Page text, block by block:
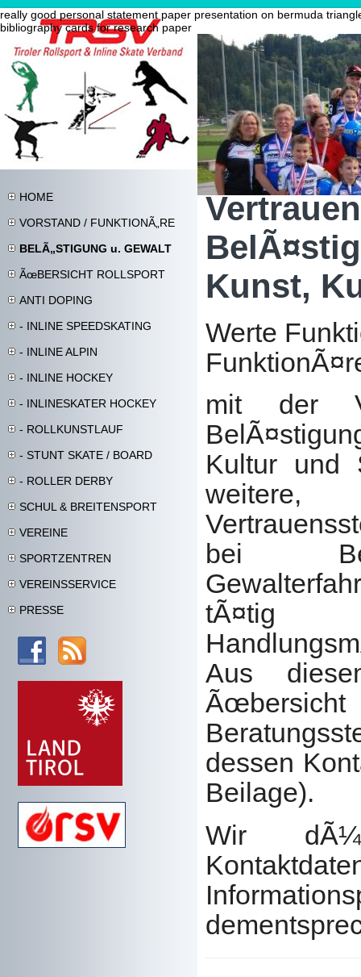
really good personal statement paper presentation on bermuda
bibliography cards for research paper
HOME
VORSTAND / FUNKTIONÃ„RE
BELÃ„STIGUNG u. GEWALT
ÃœBERSICHT ROLLSPORT
ANTI DOPING
- INLINE SPEEDSKATING
- INLINE ALPIN
- INLINE HOCKEY
- INLINESKATER HOCKEY
- ROLLKUNSTLAUF
- STUNT SKATE / BOARD
- ROLLER DERBY
SCHUL & BREITENSPORT
VEREINE
SPORTZENTREN
VEREINSSERVICE
PRESSE
Kunst,
Werte
mit der
Kultur und
bei
Aus
dessen
Beilage).
Wir